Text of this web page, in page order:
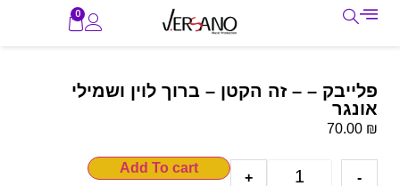
0
פלייבק – – זה הקטן – ברוך לוין ושמילי
אונגר
70.00 ₪
-
+
Add To cart